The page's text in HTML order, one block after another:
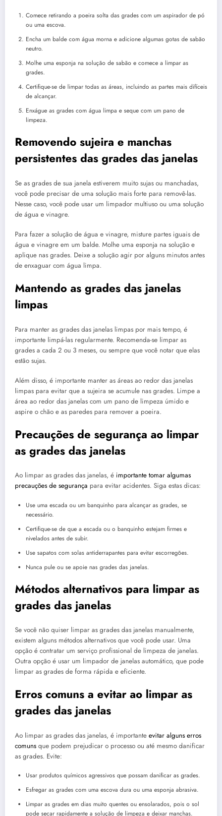
Comece retirando a poeira solta das grades com um aspirador de pó
ou uma escova.
Encha um balde com água morna e adicione algumas gotas de sabão
neutro.
Molhe uma esponja na solução de sabão e comece a limpar as
grades.
Certifique-se de limpar todas as áreas, incluindo as partes mais difíceis
de alcançar.
Enxágue as grades com água limpa e seque com um pano de
limpeza.
Removendo sujeira e manchas
persistentes das grades das janelas
Se as grades de sua janela estiverem muito sujas ou manchadas,
você pode precisar de uma solução mais forte para removê-las.
Nesse caso, você pode usar um limpador multiuso ou uma solução
de água e vinagre.
Para fazer a solução de água e vinagre, misture partes iguais de
água e vinagre em um balde. Molhe uma esponja na solução e
aplique nas grades. Deixe a solução agir por alguns minutos antes
de enxaguar com água limpa.
Mantendo as grades das janelas
limpas
Para manter as grades das janelas limpas por mais tempo, é
importante limpá-las regularmente. Recomenda-se limpar as
grades a cada 2 ou 3 meses, ou sempre que você notar que elas
estão sujas.
Além disso, é importante manter as áreas ao redor das janelas
limpas para evitar que a sujeira se acumule nas grades. Limpe a
área ao redor das janelas com um pano de limpeza úmido e
aspire o chão e as paredes para remover a poeira.
Precauções de segurança ao limpar
as grades das janelas
Ao limpar as grades das janelas, é importante tomar algumas
precauções de segurança para evitar acidentes. Siga estas dicas:
Use uma escada ou um banquinho para alcançar as grades, se
necessário.
Certifique-se de que a escada ou o banquinho estejam firmes e
nivelados antes de subir.
Use sapatos com solas antiderrapantes para evitar escorregões.
Nunca pule ou se apoie nas grades das janelas.
Métodos alternativos para limpar as
grades das janelas
Se você não quiser limpar as grades das janelas manualmente,
existem alguns métodos alternativos que você pode usar. Uma
opção é contratar um serviço profissional de limpeza de janelas.
Outra opção é usar um limpador de janelas automático, que pode
limpar as grades de forma rápida e eficiente.
Erros comuns a evitar ao limpar as
grades das janelas
Ao limpar as grades das janelas, é importante evitar alguns erros
comuns que podem prejudicar o processo ou até mesmo danificar
as grades. Evite:
Usar produtos químicos agressivos que possam danificar as grades.
Esfregar as grades com uma escova dura ou uma esponja abrasiva.
Limpar as grades em dias muito quentes ou ensolarados, pois o sol
pode secar rapidamente a solução de limpeza e deixar manchas.